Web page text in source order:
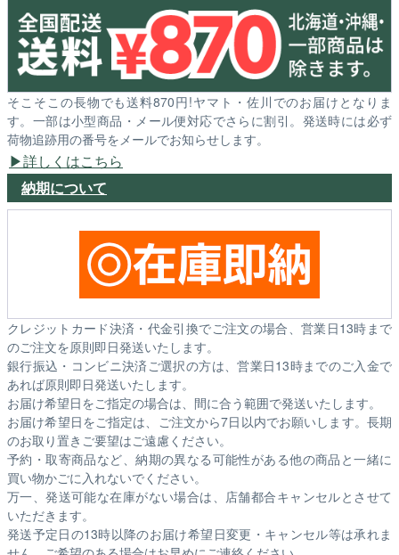
そこそこの長物でも送料870円!ヤマト・佐川でのお届けとなりま
す。一部は小型商品・メール便対応でさらに割引。発送時には必ず
荷物追跡用の番号をメールでお知らせします。
詳しくはこちら
納期について
クレジットカード決済・代金引換でご注文の場合、営業日13時まで
のご注文を原則即日発送いたします。
銀行振込・コンビニ決済ご選択の方は、営業日13時までのご入金で
あれば原則即日発送いたします。
お届け希望日をご指定の場合は、間に合う範囲で発送いたします。
お届け希望日をご指定は、ご注文から7日以内でお願いします。長期
のお取り置きご要望はご遠慮ください。
予約・取寄商品など、納期の異なる可能性がある他の商品と一緒に
買い物かごに入れないでください。
万一、発送可能な在庫がない場合は、店舗都合キャンセルとさせて
いただきます。
発送予定日の13時以降のお届け希望日変更・キャンセル等は承れま